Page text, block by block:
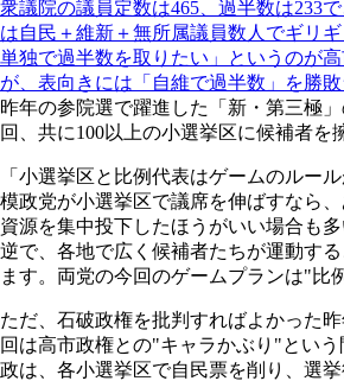
衆議院の議員定数は465、過半数は233
は自民＋維新＋無所属議員数人でギリ
単独で過半数を取りたい」というのが
が、表向きには「自維で過半数」を勝
昨年の参院選で躍進した「新・第三極
回、共に100以上の小選挙区に候補者を
「小選挙区と比例代表はゲームのルー
模政党が小選挙区で議席を伸ばすなら
資源を集中投下したほうがいい場合も
逆で、各地で広く候補者たちが運動す
ます。両党の今回のゲームプランは"比
ただ、石破政権を批判すればよかった
回は高市政権との"キャラかぶり"とい
政は、各小選挙区で自民票を削り、選